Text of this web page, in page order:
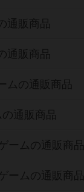
通販商品
通販商品
ムの通販商品
通販商品
ームの通販商品
ームの通販商品